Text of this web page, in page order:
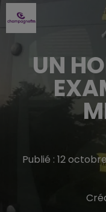
UN
Publié : 12